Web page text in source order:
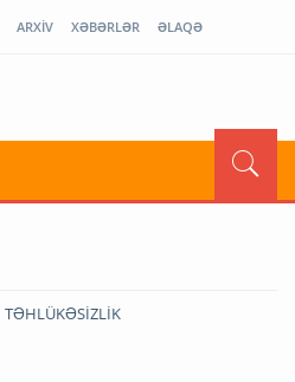
ARXİV XƏBƏRLƏR ƏLAQƏ
TƏHLÜKƏSİZLİK